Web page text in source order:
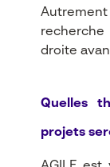
droite
Quelles
projets